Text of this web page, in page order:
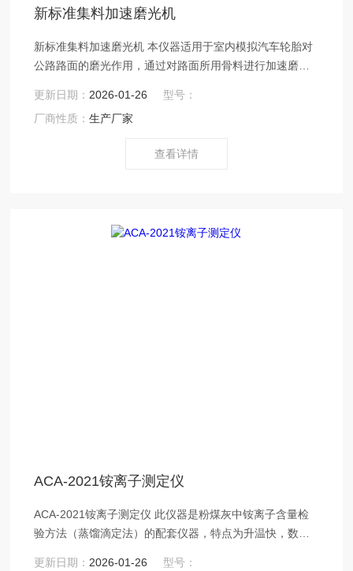
新标准集料加速磨光机
新标准集料加速磨光机 本仪器适用于室内模拟汽车轮胎对
公路路面的磨光作用，通过对路面所用骨料进行加速磨
骨料铺筑不同摩擦系数要求的路段以及为合理开发利用石
料资源提供科学依据，为缩短防滑路面的研究周期创造条
更新日期： 2026-01-26
型号：
厂商性质：生产厂家
查看详情
ACA-2021铵离子测定仪
ACA-2021铵离子测定仪 此仪器是粉煤灰中铵离子含量检
验方法（蒸馏滴定法）的配套仪器，特点为升温快，数据
更新日期： 2026-01-26
型号：